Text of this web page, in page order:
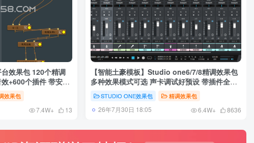
效果包 120个精调
+600个插件 带安装
效果包
7.4W+ 13
【智能土豪模板】Studio one6/7/8精调效果包
多种效果模式可选 声卡调试好预设 带插件全套
STUDIO ONE效果包 精调效果包
26年7月30日 18:05 6.4W+ 8636